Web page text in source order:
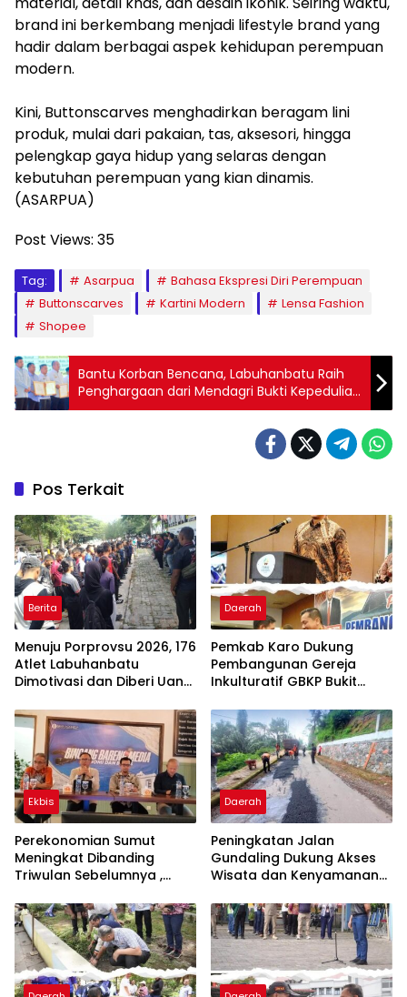
brand ini berkembang menjadi lifestyle brand yang
hadir dalam berbagai aspek kehidupan perempuan
modern.
Kini, Buttonscarves menghadirkan beragam lini
produk, mulai dari pakaian, tas, aksesori, hingga
pelengkap gaya hidup yang selaras dengan
kebutuhan perempuan yang kian dinamis.
(ASARPUA)
Post Views: 35
Tag: Asarpua
Bahasa Ekspresi Diri Perempuan
Buttonscarves
Kartini Modern
Lensa Fashion
Shopee
Bantu Korban Bencana, Labuhanbatu Raih
Penghargaan dari Mendagri Bukti Kepedulian
Kemanusiaan Antar Daerah
Pos Terkait
Berita
Menuju Porprovsu 2026, 176
Atlet Labuhanbatu
Dimotivasi dan Diberi Uang
Daerah
Pemkab Karo Dukung
Pembangunan Gereja
Inkulturatif GBKP Bukit
Ekbis
Perekonomian Sumut
Meningkat Dibanding
Triwulan Sebelumnya ,
Daerah
Peningkatan Jalan
Gundaling Dukung Akses
Wisata dan Kenyamanan